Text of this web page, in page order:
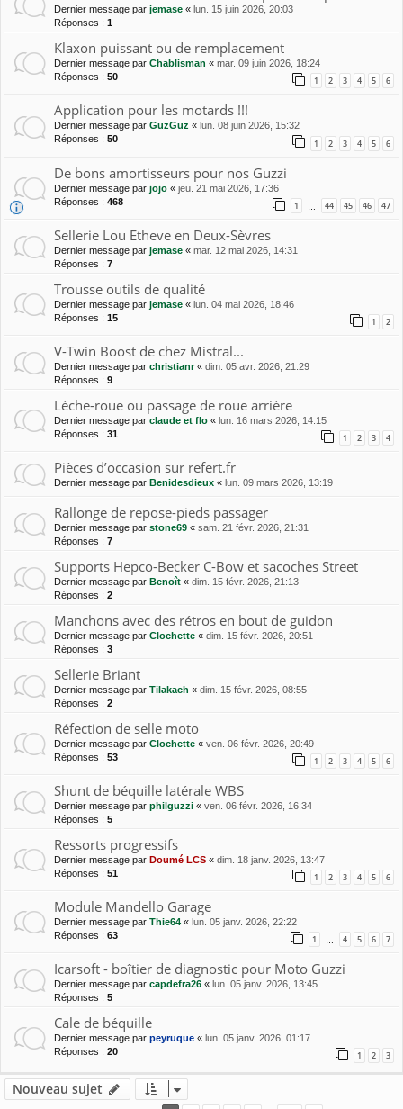
Dernier message par jemase « lun. 15 juin 2026, 20:03
Réponses : 1
Klaxon puissant ou de remplacement
Dernier message par Chablisman « mar. 09 juin 2026, 18:24
Réponses : 50 1 2 3 4 5 6
Application pour les motards !!!
Dernier message par GuzGuz « lun. 08 juin 2026, 15:32
Réponses : 50 1 2 3 4 5 6
De bons amortisseurs pour nos Guzzi
Dernier message par jojo « jeu. 21 mai 2026, 17:36
Réponses : 468 1 44 45 46 47
Sellerie Lou Etheve en Deux-Sèvres
Dernier message par jemase « mar. 12 mai 2026, 14:31
Réponses : 7
Trousse outils de qualité
Dernier message par jemase « lun. 04 mai 2026, 18:46
Réponses : 15 1 2
V-Twin Boost de chez Mistral...
Dernier message par christianr« dim. 05 avr. 2026, 21:29
Réponses : 9
Lèche-roue ou passage de roue arrière
Dernier message par claude et flo « lun. 16 mars 2026, 14:15
Réponses : 31 1 2 3 4
Pièces d’occasion sur refert.fr
Dernier message par Benidesdieux « lun. 09 mars 2026, 13:19
Rallonge de repose-pieds passager
Dernier message par stone69 « sam. 21 févr. 2026, 21:31
Réponses : 7
Supports Hepco-Becker C-Bow et sacoches Street
Dernier message par Benoît « dim. 15 févr. 2026, 21:13
Réponses : 2
Manchons avec des rétros en bout de guidon
Dernier message par Clochette « dim. 15 févr. 2026, 20:51
Réponses : 3
Sellerie Briant
Dernier message par Tilakach « dim. 15 févr. 2026, 08:55
Réponses : 2
Réfection de selle moto
Dernier message par Clochette « ven. 06 févr. 2026, 20:49
Réponses : 53 1 2 3 4 5 6
Shunt de béquille latérale WBS
Dernier message par philguzzi « ven. 06 févr. 2026, 16:34
Réponses : 5
Ressorts progressifs
Dernier message par Doumé LCS « dim. 18 janv. 2026, 13:47
Réponses : 51 1 2 3 4 5 6
Module Mandello Garage
Dernier message par Thie64 « lun. 05 janv. 2026, 22:22
Réponses : 63 1 … 4 5 6 7
Icarsoft - boîtier de diagnostic pour Moto Guzzi
Dernier message par capdefra26 « lun. 05 janv. 2026, 13:45
Réponses : 5
Cale de béquille
Dernier message par peyruque « lun. 05 janv. 2026, 01:17
Réponses : 20 1 2 3
Nouveau sujet